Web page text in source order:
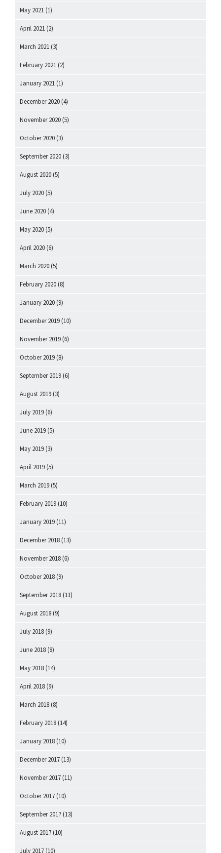
May 2021 (1)
April 2021 (2)
March 2021 (3)
February 2021 (2)
January 2021 (1)
December 2020 (4)
November 2020 (5)
October 2020 (3)
September 2020 (3)
August 2020 (5)
July 2020 (5)
June 2020 (4)
May 2020 (5)
April 2020 (6)
March 2020 (5)
February 2020 (8)
January 2020 (9)
December 2019 (10)
November 2019 (6)
October 2019 (8)
September 2019 (6)
August 2019 (3)
July 2019 (6)
June 2019 (5)
May 2019 (3)
April 2019 (5)
March 2019 (5)
February 2019 (10)
January 2019 (11)
December 2018 (13)
November 2018 (6)
October 2018 (9)
September 2018 (11)
August 2018 (9)
July 2018 (9)
June 2018 (8)
May 2018 (14)
April 2018 (9)
March 2018 (8)
February 2018 (14)
January 2018 (10)
December 2017 (13)
November 2017 (11)
October 2017 (10)
September 2017 (13)
August 2017 (10)
July 2017 (10)